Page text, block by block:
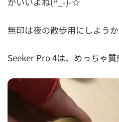
無印は夜の散歩用にしよう
Seeker Pro 4は、めっちゃ